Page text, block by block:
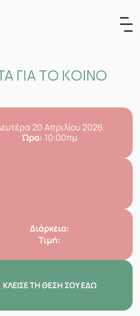
ΓΙΑ ΤΟ ΚΟΙΝΟ
20 Απριλίου 2026
Ώρα: 10:00πμ
Διάρκεια:
Τιμή:
ΚΛΕΊΣΕ ΤΗ ΘΈΣΗ ΣΟΥ ΕΔΏ